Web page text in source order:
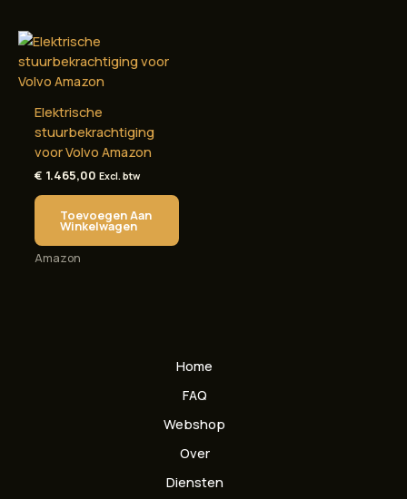
Elektrische
stuurbekrachtiging
voor Volvo Amazon
€ 1.465,00 Excl. btw
Toevoegen Aan
Winkelwagen
Amazon
Home
FAQ
Webshop
Over
Diensten